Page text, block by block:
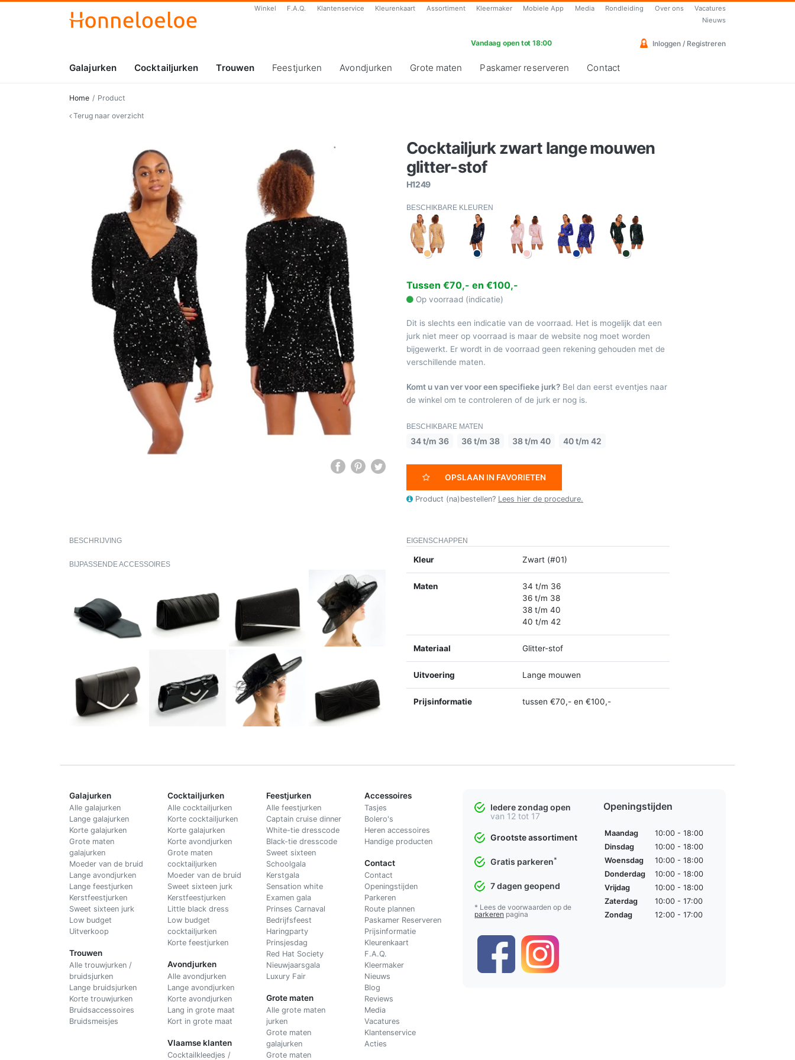
Winkel F.A.Q. Klantenservice Kleurenkaart Assortiment Kleermaker Mobiele App Media Rondleiding Over ons
Vacatures
Nieuws
Vandaag open tot 18:00 Inloggen / Registreren
Galajurken Cocktailjurken Trouwen Feestjurken Avondjurken Grote maten Paskamer reserveren Contact
Home
Product
Terug naar overzicht
Cocktailjurk zwart lange mouwen
glitter-stof
H1249
BESCHIKBARE KLEUREN
Tussen €70,- en €100,-
Op voorraad (indicatie)
Dit is slechts een indicatie van de voorraad. Het is mogelijk dat een
jurk niet meer op voorraad is maar de website nog moet worden
bijgewerkt. Er wordt in de voorraad geen rekening gehouden met de
verschillende maten.
Komt u van ver voor een specifieke jurk? Bel dan eerst eventjes naar
de winkel om te controleren of de jurk er nog is.
BESCHIKBARE MATEN
34 t/m 36 36 t/m 38 38 t/m 40 40 t/m 42
OPSLAAN IN FAVORIETEN
Product (na)bestellen? Lees hier de procedure.
BESCHRIJVING
BIJPASSENDE ACCESSOIRES
EIGENSCHAPPEN
Kleur Zwart (#01)
Maten
34 t/m 36
36 t/m 38
38 t/m 40
40 t/m 42
Materiaal Glitter-stof
Uitvoering Lange mouwen
Prijsinformatie tussen €70,- en €100,-
Galajurken
Alle galajurken
Lange galajurken
Korte galajurken
Grote maten
galajurken
Moeder van de bruid
Lange avondjurken
Lange feestjurken
Kerstfeestjurken
Sweet sixteen jurk
Low budget
Uitverkoop
Trouwen
Alle trouwjurken /
bruidsjurken
Lange bruidsjurken
Korte trouwjurken
Bruidsaccessoires
Bruidsmeisjes
Cocktailjurken
Alle cocktailjurken
Korte cocktailjurken
Korte galajurken
Korte avondjurken
Grote maten
cocktailjurken
Moeder van de bruid
Sweet sixteen jurk
Kerstfeestjurken
Little black dress
Low budget
cocktailjurken
Korte feestjurken
Avondjurken
Alle avondjurken
Lange avondjurken
Korte avondjurken
Lang in grote maat
Kort in grote maat
Vlaamse klanten
Cocktailkleedjes /
Feestjurken
Alle feestjurken
Captain cruise dinner
White-tie dresscode
Black-tie dresscode
Sweet sixteen
Schoolgala
Kerstgala
Sensation white
Examen gala
Prinses Carnaval
Bedrijfsfeest
Haringparty
Prinsjesdag
Red Hat Society
Nieuwjaarsgala
Luxury Fair
Grote maten
Alle grote maten
jurken
Grote maten
galajurken
Grote maten
Accessoires
Tasjes
Bolero's
Heren accessoires
Handige producten
Contact
Contact
Openingstijden
Parkeren
Route plannen
Paskamer Reserveren
Prijsinformatie
Kleurenkaart
F.A.Q.
Kleermaker
Nieuws
Blog
Reviews
Media
Vacatures
Klantenservice
Acties
Iedere zondag open
van 12 tot 17
Grootste assortiment
Gratis parkeren*
7 dagen geopend
* Lees de voorwaarden op de
parkeren pagina
Openingstijden
Maandag
10:00 - 18:00
Dinsdag
10:00 - 18:00
Woensdag
10:00 - 18:00
Donderdag
10:00 - 18:00
Vrijdag
10:00 - 18:00
Zaterdag
10:00 - 17:00
Zondag
12:00 - 17:00